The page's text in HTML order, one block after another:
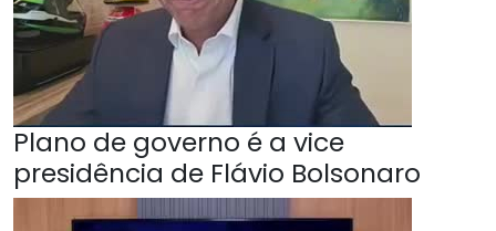
Plano de governo é a vice
presidência de Flávio Bolsonaro